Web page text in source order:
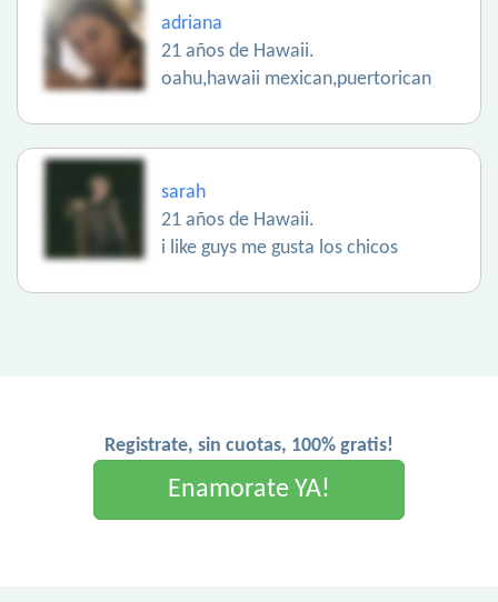
adriana
21 años de Hawaii.
oahu,hawaii mexican,puertorican
sarah
21 años de Hawaii.
i like guys me gusta los chicos
Registrate, sin cuotas, 100% gratis!
Enamorate YA!